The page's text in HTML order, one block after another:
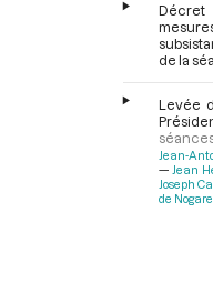
Décret
de la
Levée
Jean-
Jean
Joseph
de